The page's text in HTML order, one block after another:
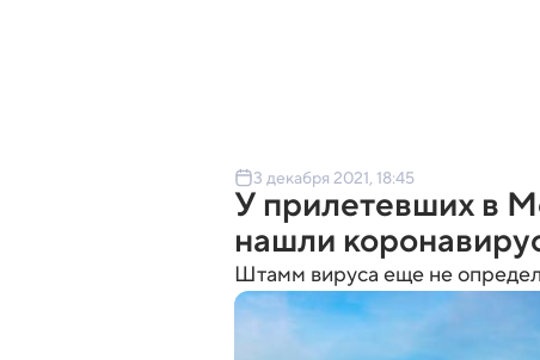
3 декабря 2021, 18:45
У прилетевших в
нашли
Штамм вируса еще не